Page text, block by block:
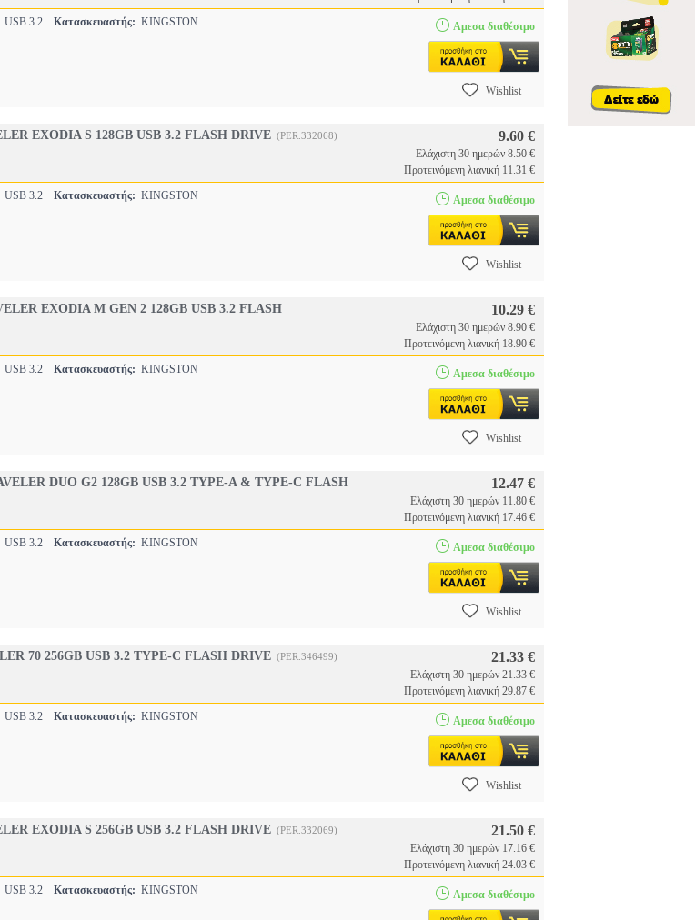
USB 3.2 Κατασκευαστής: KINGSTON Αμεσα διαθέσιμο
Wishlist
EXODIA S 128GB USB 3.2 FLASH DRIVE (PER.332068) 9.60 €
Ελάχιστη 30 ημερών 8.50 €
Προτεινόμενη λιανική 11.31 €
USB 3.2 Κατασκευαστής: KINGSTON Αμεσα διαθέσιμο
Wishlist
EXODIA M GEN 2 128GB USB 3.2 FLASH
10.29 €
Ελάχιστη 30 ημερών 8.90 €
Προτεινόμενη λιανική 18.90 €
USB 3.2 Κατασκευαστής: KINGSTON Αμεσα διαθέσιμο
Wishlist
DUO G2 128GB USB 3.2 TYPE-A & TYPE-C FLASH
12.47 €
Ελάχιστη 30 ημερών 11.80 €
Προτεινόμενη λιανική 17.46 €
USB 3.2 Κατασκευαστής: KINGSTON Αμεσα διαθέσιμο
Wishlist
70 256GB USB 3.2 TYPE-C FLASH DRIVE (PER.346499) 21.33 €
Ελάχιστη 30 ημερών 21.33 €
Προτεινόμενη λιανική 29.87 €
USB 3.2 Κατασκευαστής: KINGSTON Αμεσα διαθέσιμο
Wishlist
EXODIA S 256GB USB 3.2 FLASH DRIVE (PER.332069) 21.50 €
Ελάχιστη 30 ημερών 17.16 €
Προτεινόμενη λιανική 24.03 €
USB 3.2 Κατασκευαστής: KINGSTON Αμεσα διαθέσιμο